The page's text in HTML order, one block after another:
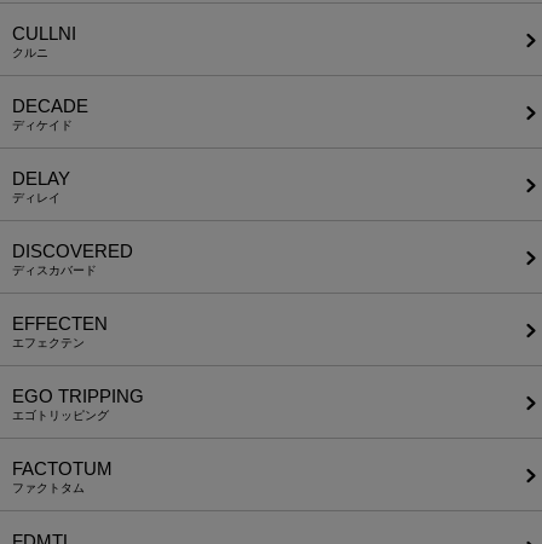
CULLNI
クルニ
DECADE
ディケイド
DELAY
ディレイ
DISCOVERED
ディスカバード
EFFECTEN
エフェクテン
EGO TRIPPING
エゴトリッピング
FACTOTUM
ファクトタム